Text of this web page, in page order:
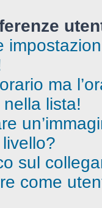
ma
lista!
sul
come